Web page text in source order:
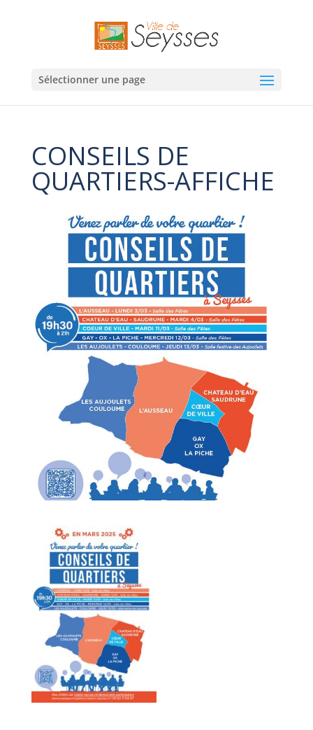
Sélectionner une page
CONSEILS DE
QUARTIERS-AFFICHE